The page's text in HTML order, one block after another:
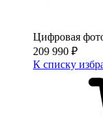
Цифровая
209 990 ₽
К списку